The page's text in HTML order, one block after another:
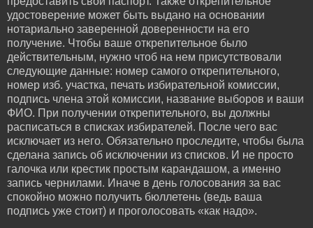
удостоверение может быть выдано на основании
нотариально заверенной доверенности на его
получение. Чтобы ваше открепительное было
действительным, нужно чтоб на нем присутствовали
следующие данные: номер самого открепительного,
номер изб. участка, печать избирательной комиссии,
подпись члена этой комиссии, название выборов и ваши
ФИО. При получении открепительного, вы должны
расписаться в списках избирателей. После чего вас
исключает из него. Обязательно проследите, чтобы была
сделана запись об исключении из списков. И не просто
галочка или крестик простым карандашом, а именно
запись чернилами. Иначе в день голосования за вас
спокойно можно получить бюллетень (ведь ваша
подпись уже стоит) и проголосовать «как надо».